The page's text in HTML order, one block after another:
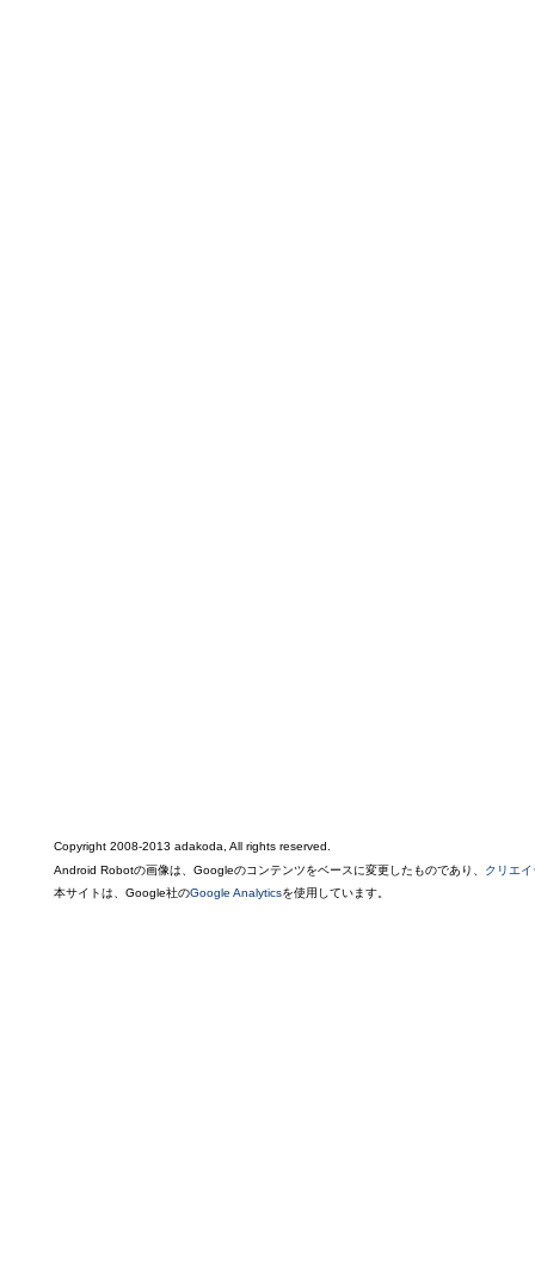
Copyright 2008-2013 adakoda, All rights reserved.
Android Robotの画像は、Googleのコンテンツをベースに変更したものであり、 クリエ
本サイトは、Google社のGoogle Analyticsを使用しています。